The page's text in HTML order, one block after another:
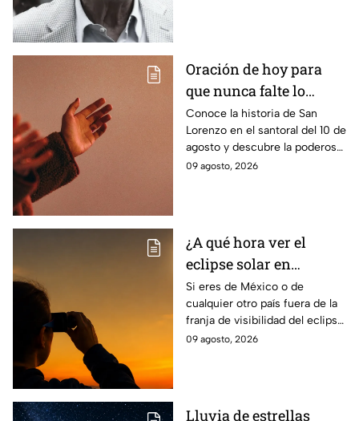
Oración de hoy para
que nunca falte lo
necesario en casa: La
plegaria para pedirle a
San Lorenzo por
sustento este 10 de
Conoce la historia de San
Lorenzo en el santoral del 10 de
agosto y descubre la poderosa
oración para pedir sustento,
09 agosto, 2026
¿A qué hora ver el
eclipse solar en
México? Todo lo que
debes saber del
fenómeno del 12 de
agosto
Si eres de México o de
cualquier otro país fuera de la
franja de visibilidad del eclipse
solar, la NASA hará una
09 agosto, 2026
Lluvia de estrellas